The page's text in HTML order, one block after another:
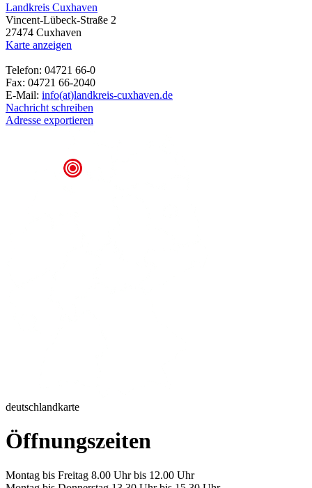
Landkreis Cuxhaven
Vincent-Lübeck-Straße 2
27474 Cuxhaven
Karte anzeigen
Telefon: 04721 66-0
Fax: 04721 66-2040
E-Mail: info(at)landkreis-cuxhaven.de
Nachricht schreiben
Adresse exportieren
deutschlandkarte
Öffnungszeiten
Montag bis Freitag 8.00 Uhr bis 12.00 Uhr